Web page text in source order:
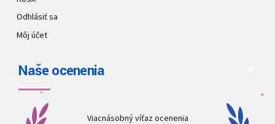
Odhlásiť sa
Môj účet
Naše ocenenia
Viacnásobný víťaz ocenenia